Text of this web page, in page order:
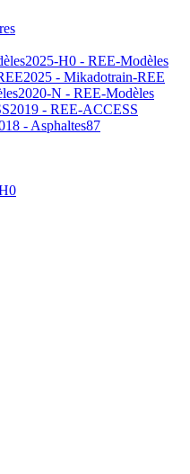
2025-H0 - REE-Modèles
2025 - Mikadotrain-REE
2020-N - REE-Modèles
2019 - REE-ACCESS
- Asphaltes87